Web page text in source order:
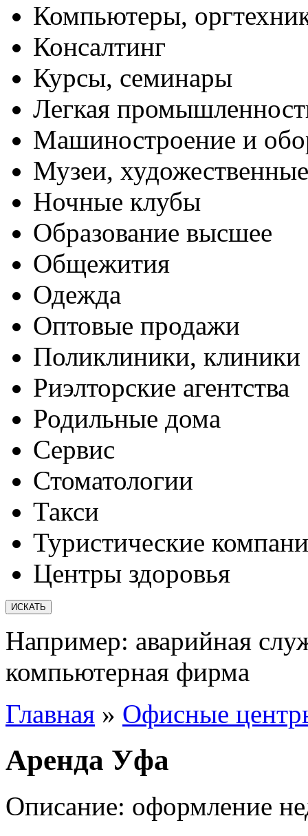
Компьютеры,
Консалтинг
Курсы, семинары
Легкая
Машиностроение и
Музеи,
Ночные клубы
Образование высшее
Общежития
Одежда
Оптовые продажи
Поликлиники, клиники
Риэлторские агентства
Родильные дома
Сервис
Стоматологии
Такси
Туристические
Центры здоровья
Например: аварийная
компьютерная фирма
Главная » Офисные
Аренда Уфа
Описание: оформление